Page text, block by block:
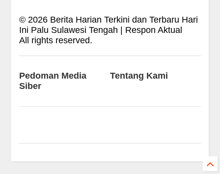
© 2026Berita Harian Terkini dan Terbaru Hari
Ini Palu Sulawesi Tengah | Respon Aktual
All rights reserved.
Pedoman Media
Siber
Tentang Kami